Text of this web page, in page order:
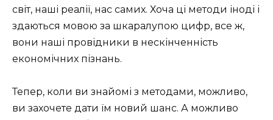
світ, наші реалії, нас самих. Хоча ці методи іноді і
здаються мовою за шкаралупою цифр, все ж,
вони наші провідники в нескінченність
економічних пізнань.
Тепер, коли ви знайомі з методами, можливо,
ви захочете дати їм новий шанс. А можливо